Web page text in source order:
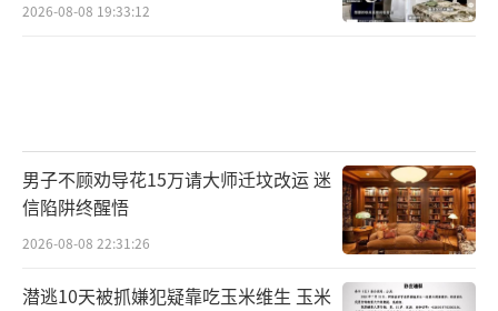
2026-08-08 19:33:12
男子不顾劝导花15万请大师迁坟改运 迷
信陷阱终醒悟
2026-08-08 22:31:26
潜逃10天被抓嫌犯疑靠吃玉米维生 玉米